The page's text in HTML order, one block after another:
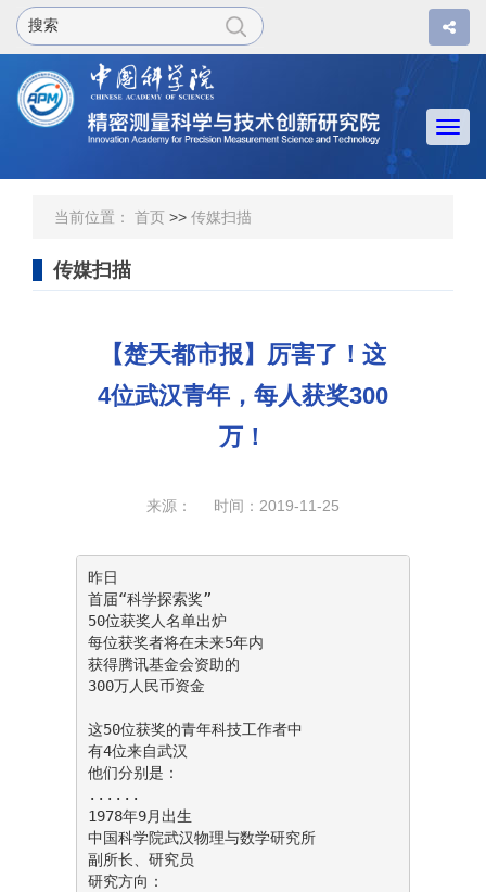
当前位置： 首页 >> 传媒扫描
传媒扫描
【楚天都市报】厉害了！这
4位武汉青年，每人获奖300
万！
来源： 时间：2019-11-25
昨日
首届“科学探索奖”
50位获奖人名单出炉
每位获奖者将在未来5年内
获得腾讯基金会资助的
300万人民币资金
这50位获奖的青年科技工作者中
有4位来自武汉
他们分别是：
......
1978年9月出生
中国科学院武汉物理与数学研究所
副所长、研究员
研究方向：